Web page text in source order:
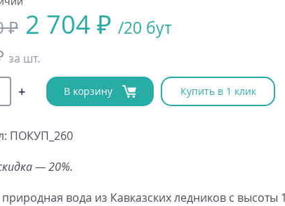
₽ 2 704 ₽ /20 бут
за шт.
В корзину Купить в 1 клик
ПОКУП_260
— 20%.
вода из Кавказских ледников с высоты